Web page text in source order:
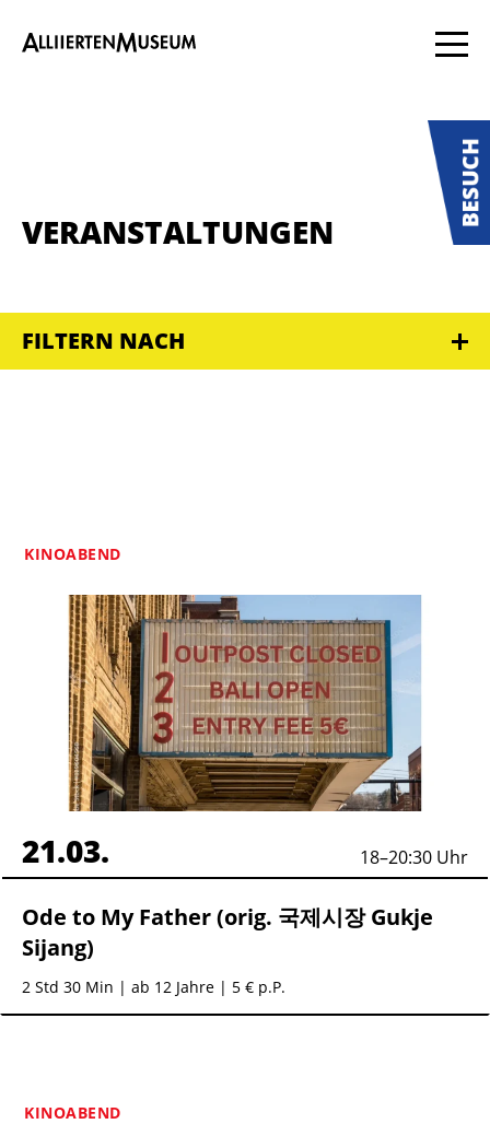
VERANSTALTUNGEN
FILTERN NACH
21.03. 18–20:30 Uhr
Ode to My Father (orig. 국제시장 Gukje
Sijang)
KINOABEND
2 Std 30 Min | ab 12 Jahre | 5 € p.P.
KINOABEND